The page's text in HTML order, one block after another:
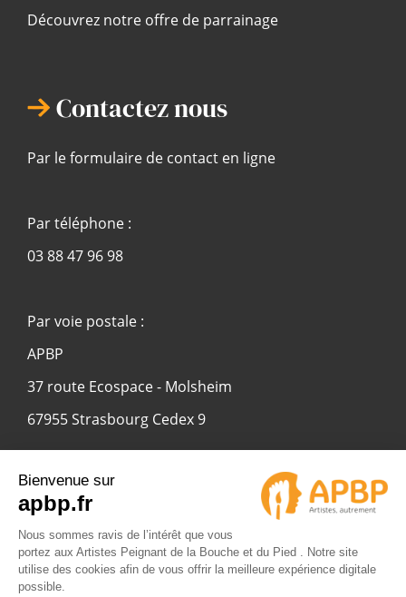
Découvrez notre offre de parrainage
Contactez nous
Par le formulaire de contact en ligne
Par téléphone :
03 88 47 96 98
Par voie postale :
APBP
37 route Ecospace - Molsheim
67955 Strasbourg Cedex 9